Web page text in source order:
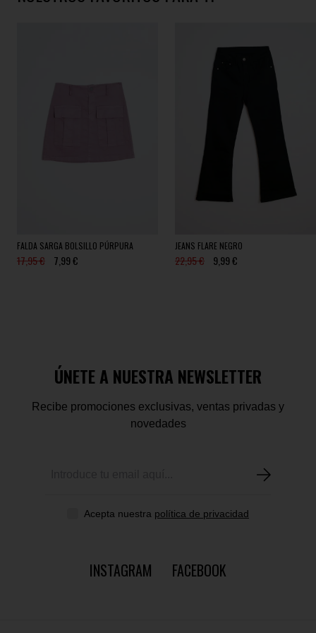
FALDA SARGA BOLSILLO PÚRPURA
17,95 € 7,99 €
JEANS FLARE NEGRO
22,95 € 9,99 €
ÚNETE A NUESTRA NEWSLETTER
Recibe promociones exclusivas, ventas privadas y
novedades
Acepta nuestra política de privacidad
INSTAGRAM FACEBOOK